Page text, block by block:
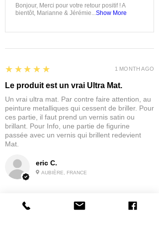
Bonjour, Merci pour votre retour positif ! A
bientôt, Marianne & Jérémie...Show More
eric C.
AUBIÈRE, FRANCE
5
★★★★★
Le produit est un vrai Ultra Mat.
Un vrai ultra mat. Par contre faire attention, au
peinture metalliques qui cessent de briller. Pour
ces partie, il faut prend un vernis satin ou
brillant. Pour Info, une partie de figurine
passée avec un vernis qui brillent redevient
Mat.
1 MONTH AGO